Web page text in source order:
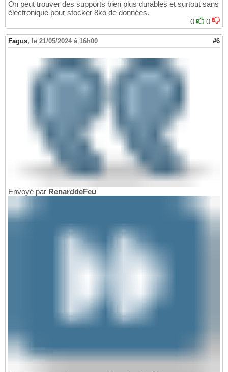
On peut trouver des supports bien plus durables et surtout sans
électronique pour stocker 8ko de données.
0
0
Fagus, le 21/05/2024 à 16h00 #6
Envoyé par RenarddeFeu